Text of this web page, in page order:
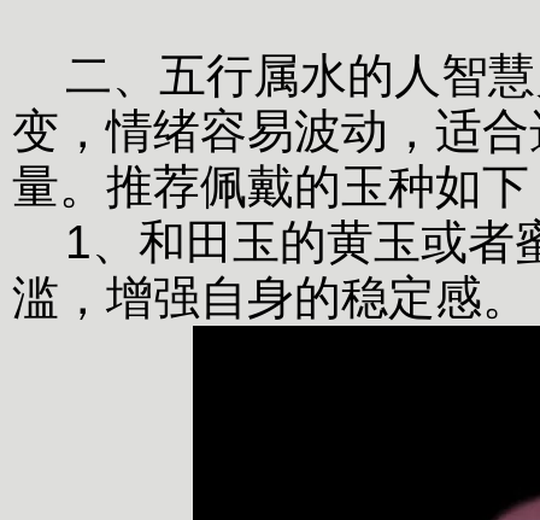
二、五行属水的人智慧
变，情绪容易波动，适
量。推荐佩戴的玉种如下
1、和田玉的黄玉或者
滥，增强自身的稳定感。